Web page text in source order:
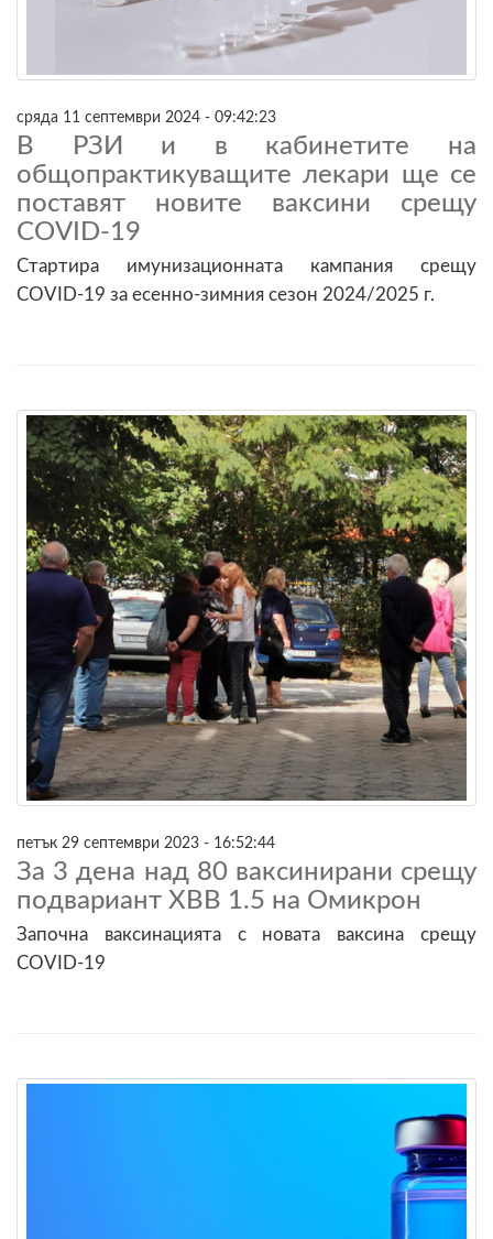
сряда 11 септември 2024 - 09:42:23
В РЗИ и в кабинетите на
общопрактикуващите лекари ще се
поставят новите ваксини срещу
COVID-19
Стартира имунизационната кампания срещу
COVID-19 за есенно-зимния сезон 2024/2025 г.
петък 29 септември 2023 - 16:52:44
За 3 дена над 80 ваксинирани срещу
подвариант XBB 1.5 на Омикрон
Започна ваксинацията с новата ваксина срещу
COVID-19